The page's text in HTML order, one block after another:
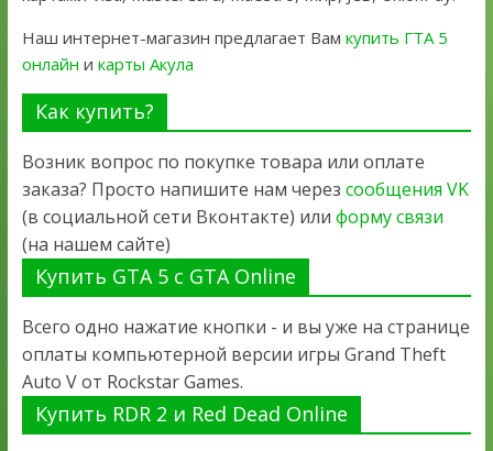
Наш интернет-магазин предлагает Вам купить ГТА 5
онлайн и карты Акула
Как купить?
Возник вопрос по покупке товара или оплате
заказа? Просто напишите нам через сообщения VK
(в социальной сети Вконтакте) или форму связи
(на нашем сайте)
Купить GTA 5 с GTA Online
Всего одно нажатие кнопки - и вы уже на странице
оплаты компьютерной версии игры Grand Theft
Auto V от Rockstar Games.
Купить RDR 2 и Red Dead Online